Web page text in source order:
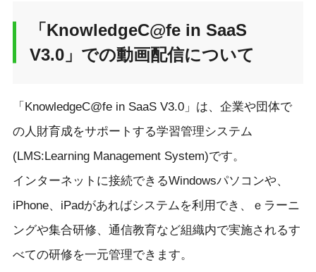
「KnowledgeC@fe in SaaS
V3.0」での動画配信について
「KnowledgeC@fe in SaaS V3.0」は、企業や団体で
の人財育成をサポートする学習管理システム
(LMS:Learning Management System)です。
インターネットに接続できるWindowsパソコンや、
iPhone、iPadがあればシステムを利用でき、ｅラーニ
ングや集合研修、通信教育など組織内で実施されるす
べての研修を一元管理できます。